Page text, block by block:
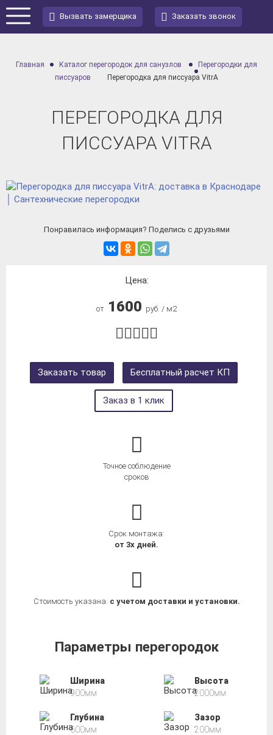
Вызвать замерщика Заказать звонок
Главная Каталог перегородок для санузлов
Перегородки для
писсуаров
Перегородка для писсуара VitrA
ПЕРЕГОРОДКА ДЛЯ
ПИССУАРА VITRA
Понравилась информация? Поделись с друзьями
Цена:
от 1600 руб. / м2
Заказать товар Бесплатный расчет КП
Заказ в 1 клик
Точное соблюдение
сроков
Срок монтажа:
от 3х дней.
Стоимость указана: с учетом доставки и установки.
Параметры перегородок
Ширина
900мм
Высота
2000мм
Глубина
600мм
Зазор
200мм